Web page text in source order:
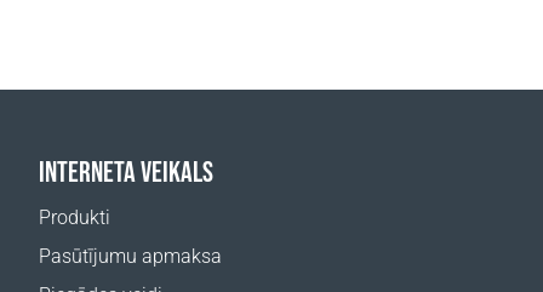
INTERNETA VEIKALS
Produkti
Pasūtījumu apmaksa